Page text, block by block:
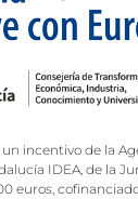
incentivo de la
IDEA, de la
euros,